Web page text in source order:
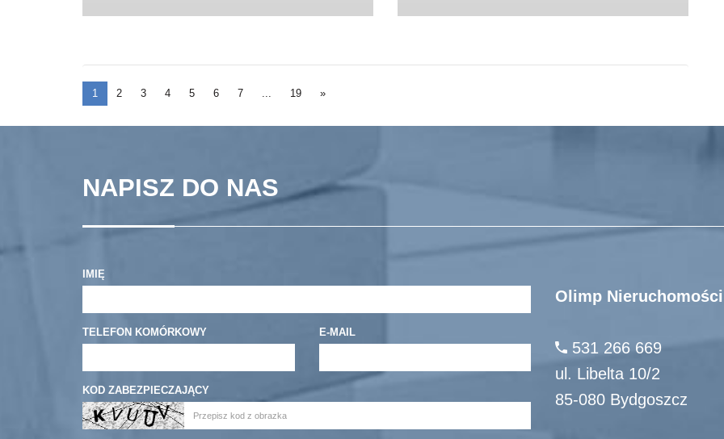
1 2 3 4 5 6 7 19 »
NAPISZ DO NAS
IMIĘ
TELEFON KOMÓRKOWY E-MAIL
KOD ZABEZPIECZAJĄCY
Olimp Nieruchomości
531 266 669
ul. Libelta 10/2
85-080 Bydgoszcz